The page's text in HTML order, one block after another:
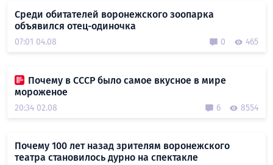
Среди обитателей воронежского зоопарка
объявился отец-одиночка
07:01 04.08 0 465
Почему в СССР было самое вкусное в мире
мороженое
20:34 02.08 6 8554
Почему 100 лет назад зрителям воронежского
театра становилось дурно на спектакле